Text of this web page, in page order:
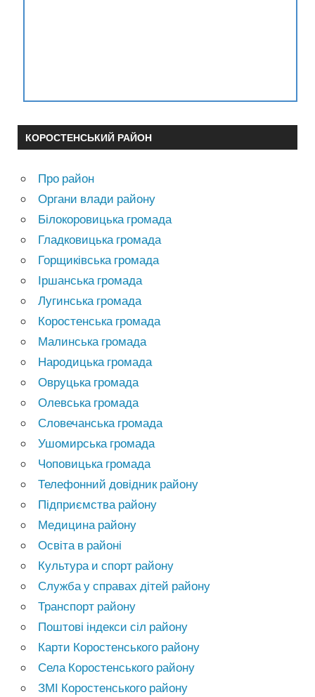
КОРОСТЕНСЬКИЙ РАЙОН
Про район
Органи влади району
Білокоровицька громада
Гладковицька громада
Горщиківська громада
Іршанська громада
Лугинська громада
Коростенська громада
Малинська громада
Народицька громада
Овруцька громада
Олевська громада
Словечанська громада
Ушомирська громада
Чоповицька громада
Телефонний довідник району
Підприємства району
Медицина району
Освіта в районі
Культура и спорт району
Служба у справах дітей району
Транспорт району
Поштові індекси сіл району
Карти Коростенського району
Села Коростенського району
ЗМІ Коростенського району